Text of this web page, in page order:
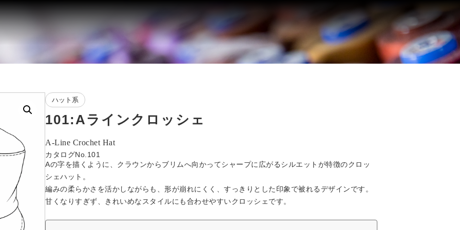
ハット系
101:Aラインクロッシェ
A-Line Crochet Hat
カタログNo.101
Aの字を描くように、クラウンからブリムへ向かってシャープに広がるシルエットが特徴のクロッ
シェハット。
編みの柔らかさを活かしながらも、形が崩れにくく、すっきりとした印象で被れるデザインです。
甘くなりすぎず、きれいめなスタイルにも合わせやすいクロッシェです。